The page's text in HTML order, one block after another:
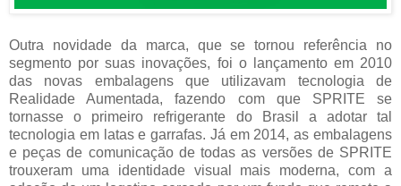
Outra novidade da marca, que se tornou referência no
segmento por suas inovações, foi o lançamento em 2010
das novas embalagens que utilizavam tecnologia de
Realidade Aumentada, fazendo com que SPRITE se
tornasse o primeiro refrigerante do Brasil a adotar tal
tecnologia em latas e garrafas. Já em 2014, as embalagens
e peças de comunicação de todas as versões de SPRITE
trouxeram uma identidade visual mais moderna, com a